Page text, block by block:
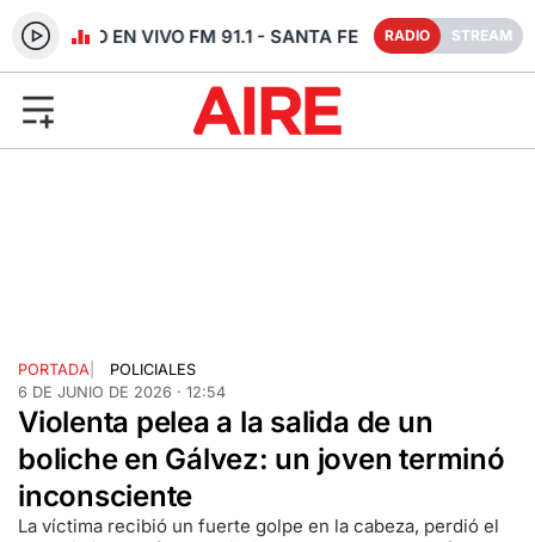
RADIO EN VIVO FM 91.1 - SANTA FE RADIO STREAM
PORTADA
POLICIALES
6 DE JUNIO DE 2026 · 12:54
Violenta pelea a la salida de un
boliche en Gálvez: un joven terminó
inconsciente
La víctima recibió un fuerte golpe en la cabeza, perdió el